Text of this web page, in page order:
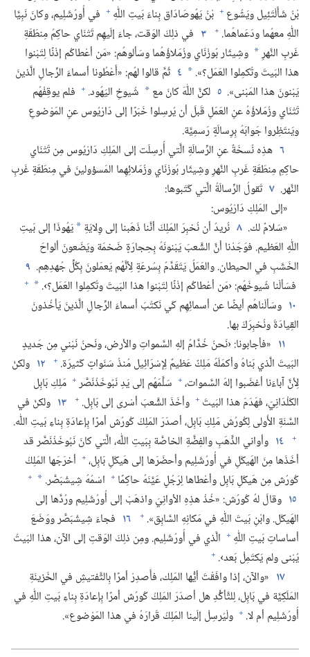
بْنُ شَأَلْتَئِيل ويَشُوع + بْنُ يَهُوصَادَاق بِناءَ بَيتِ اللّٰهِ + في أُورُشَلِيم،‏ وكانَ نَبِيَّا
اللّٰهِ معهُما ودَعَماهُما.‏ + ٣ في ذلِكَ الوَقت،‏ جاءَ إلَيهِم تَتْنَاي حاكِمُ مِنطَقَةِ
غَربِ النَّهرِ* وشِيثَار بُوزْنَاي وزُمَلاؤُهُما وسَألوهُم:‏ «مَن أعْطاكُم إذْنًا لِتَبْنوا
هذا البَيتَ وتُكمِلوا العَمَل؟‏».‏ * ٤ ثُمَّ قالوا لهُم:‏ «أَعْطُونا أسماءَ الرِّجالِ الَّذينَ
يَبْنونَ هذا المَبْنى».‏ ٥ لكنَّ اللّٰهَ كانَ مع * شُيوخِ اليَهُود.‏ + فلم يوقِفْهُم
تَتْنَاي وزُمَلاؤُهُ عنِ العَمَلِ قَبلَ أن يُرسِلوا خَبَرًا إلى دَارْيُوس عنِ المَوْضوعِ
ويَنتَظِروا جَوابَهُ بِرِسالَةٍ رَسمِيَّة.‏
٦ هذِه نُسخَةٌ عنِ الرِّسالَةِ الَّتي أُرسِلَت إلى المَلِكِ دَارْيُوس مِن تَتْنَاي
حاكِمِ مِنطَقَةِ غَربِ النَّهرِ وشِيثَار بُوزْنَاي وزُمَلائِهِما المَسؤولينَ في مِنطَقَةِ غَربِ
النَّهر.‏ ٧ تَقولُ الرِّسالَةُ الَّتي كَتَبوها:‏
«إلى المَلِكِ دَارْيُوس:‏
«سَلامٌ لك.‏ ٨ نُريدُ أن نُخبِرَ المَلِكَ أنَّنا ذَهَبنا إلى وِلايَةِ * يَهُوذَا إلى بَيتِ
اللّٰهِ العَظيم.‏ فوَجَدْنا أنَّ الشَّعبَ يَبْنونَهُ بِحِجارَةٍ ضَخمَة ويَضَعونَ ألواحَ
الخَشَبِ في الحيطان.‏ والعَمَلُ يَتَقَدَّمُ بِسُرعَةٍ لِأنَّهُم يَعمَلونَ بِكُلِّ جُهدِهِم.‏ ٩
فسَألْنا شُيوخَهُم:‏ ‹مَن أعْطاكُم إذْنًا لِتَبْنوا هذا البَيتَ وتُكمِلوا العَمَل؟‏›.‏ *
+
١٠ وسَألْناهُم أيضًا عن أسمائِهِم كَي نَكتُبَ أسماءَ الرِّجالِ الَّذينَ يَأخُذونَ
القِيادَةَ ونُخبِرَكَ بها.‏
١١ «فأجابونا:‏ ‹نَحنُ خُدَّامُ إلهِ السَّمواتِ والأرض،‏ ونَحنُ نَبْني مِن جَديدٍ
البَيتَ الَّذي بَناهُ وأكمَلَهُ مَلِكٌ عَظيمٌ لِإسْرَائِيل مُنذُ سَنَواتٍ كَثيرَة.‏ + ١٢ ولكنْ
لِأنَّ آباءَنا أغضَبوا إلهَ السَّموات،‏ + سَلَّمَهُم إلى يَدِ نَبُوخَذْنَصَّر + مَلِكِ بَابِل
الكَلْدَانِيّ،‏ فهَدَمَ هذا البَيتَ + وأخَذَ الشَّعبَ أسْرى إلى بَابِل.‏ + ١٣ ولكنْ في
السَّنَةِ الأُولى لِكُورُش مَلِكِ بَابِل،‏ أصدَرَ المَلِكُ كُورُش أمرًا بِإعادَةِ بِناءِ بَيتِ اللّٰه.‏
+ ١٤ وأواني الذَّهَبِ والفِضَّةِ الخاصَّة بِبَيتِ اللّٰه،‏ الَّتي كانَ نَبُوخَذْنَصَّر قد
أخَذَها مِنَ الهَيكَلِ في أُورُشَلِيم وأحضَرَها إلى هَيكَلِ بَابِل،‏ + أخرَجَها المَلِكُ
كُورُش مِن هَيكَلِ بَابِل وأعْطاها لِرَجُلٍ عَيَّنَهُ حاكِمًا + اسْمُهُ شِيشْبَصَّر.‏ *
+
١٥ وقالَ لهُ كُورُش:‏ «خُذْ هذِهِ الأوانِيَ واذهَبْ إلى أُورُشَلِيم ورُدَّها إلى
الهَيكَل.‏ وابْنِ بَيتَ اللّٰهِ في مَكانِهِ السَّابِق».‏ + ١٦ فجاءَ شِيشْبَصَّر ووَضَعَ
أساساتِ بَيتِ اللّٰهِ + الَّذي في أُورُشَلِيم.‏ ومِن ذلِكَ الوَقتِ إلى الآن،‏ هذا البَيتُ
يُبْنى ولم يَكتَمِلْ بَعد›.‏ +
١٧ «والآن،‏ إذا وافَقْتَ أيُّها المَلِك،‏ فأَصدِرْ أمرًا بِالتَّفتيشِ في الخَزينَةِ
المَلَكِيَّة في بَابِل،‏ لِلتَّأكُّدِ هل أصدَرَ المَلِكُ كُورُش أمرًا بِإعادَةِ بِناءِ بَيتِ اللّٰهِ في
أُورُشَلِيم أم لا.‏ + ولْيُرسِلْ إلَينا المَلِكُ قَرارَهُ في هذا المَوْضوع».‏